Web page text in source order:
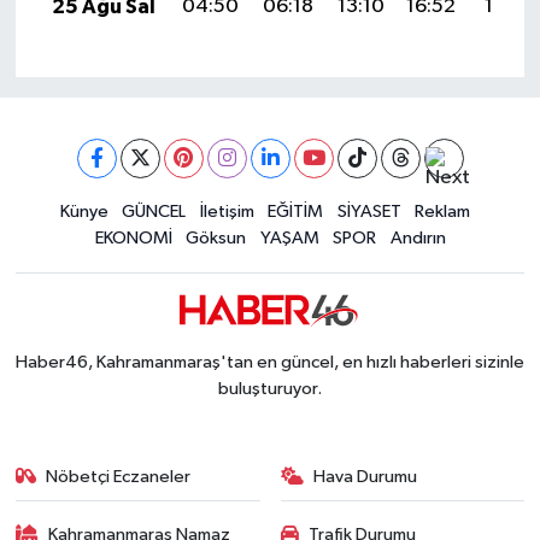
25 Ağu Sal
04:50 06:18 13:10 16:52 19:51
Künye GÜNCEL İletişim EĞİTİM SİYASET
Reklam
EKONOMİ
Göksun YAŞAM SPOR Andırın
Haber46, Kahramanmaraş'tan en güncel, en hızlı haberleri sizinle
buluşturuyor.
Nöbetçi Eczaneler Hava Durumu
Kahramanmaraş Namaz Trafik Durumu